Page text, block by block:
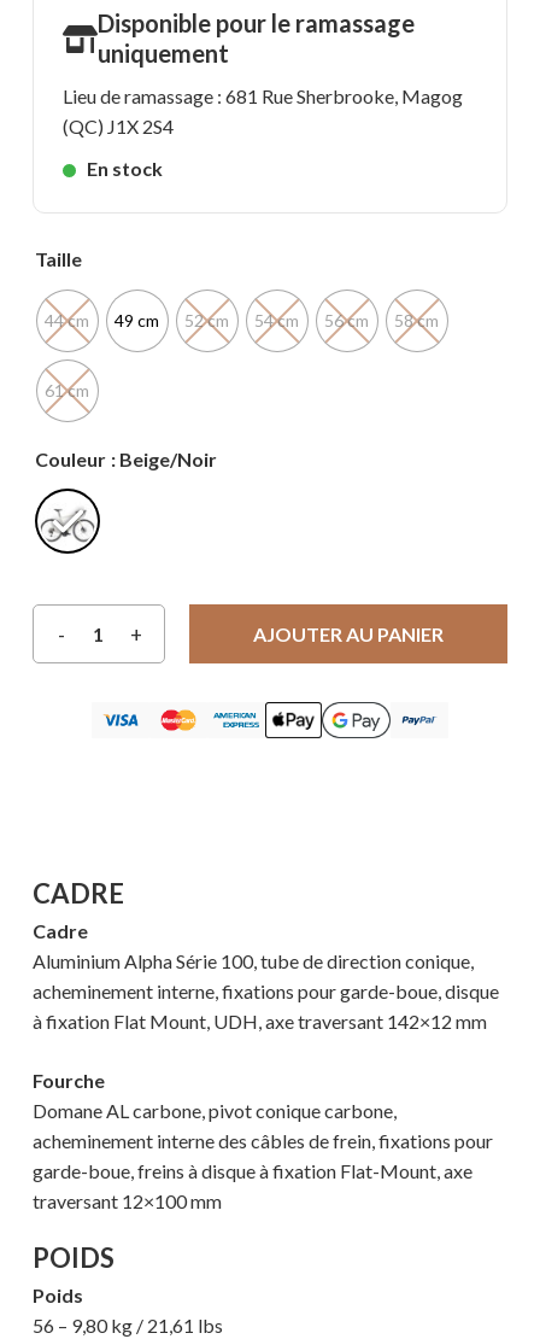
Disponible pour le ramassage
uniquement
Lieu de ramassage : 681 Rue Sherbrooke, Magog
(QC) J1X 2S4
En stock
Taille
44 cm 49 cm 52 cm 54 cm 56 cm 58 cm
61 cm
Couleur : Beige/Noir
AJOUTER AU PANIER
CADRE
Cadre
Aluminium Alpha Série 100, tube de direction conique,
acheminement interne, fixations pour garde-boue, disque
à fixation Flat Mount, UDH, axe traversant 142×12 mm
Fourche
Domane AL carbone, pivot conique carbone,
acheminement interne des câbles de frein, fixations pour
garde-boue, freins à disque à fixation Flat-Mount, axe
traversant 12×100 mm
POIDS
Poids
56 – 9,80 kg / 21,61 lbs